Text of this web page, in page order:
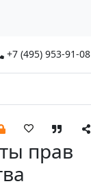
+7 (495) 953-91-08
прав